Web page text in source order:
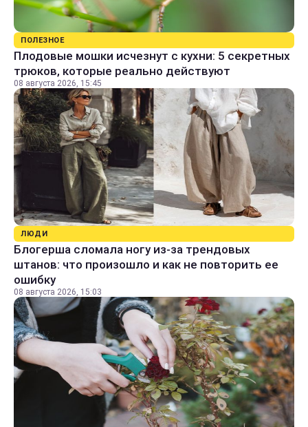
ПОЛЕЗНОЕ
Плодовые мошки исчезнут с кухни: 5 секретных
трюков, которые реально действуют
08 августа 2026, 15:45
ЛЮДИ
Блогерша сломала ногу из-за трендовых
штанов: что произошло и как не повторить ее
ошибку
08 августа 2026, 15:03